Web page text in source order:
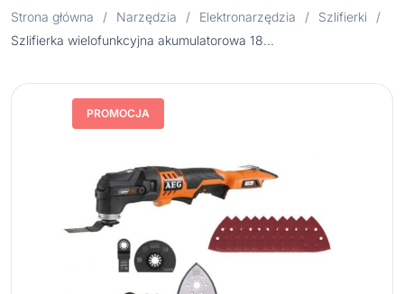
Strona główna / Narzędzia / Elektronarzędzia / Szlifierki
/
Szlifierka wielofunkcyjna akumulatorowa 18V 0Aku Li-Ion OMNI18
PROMOCJA